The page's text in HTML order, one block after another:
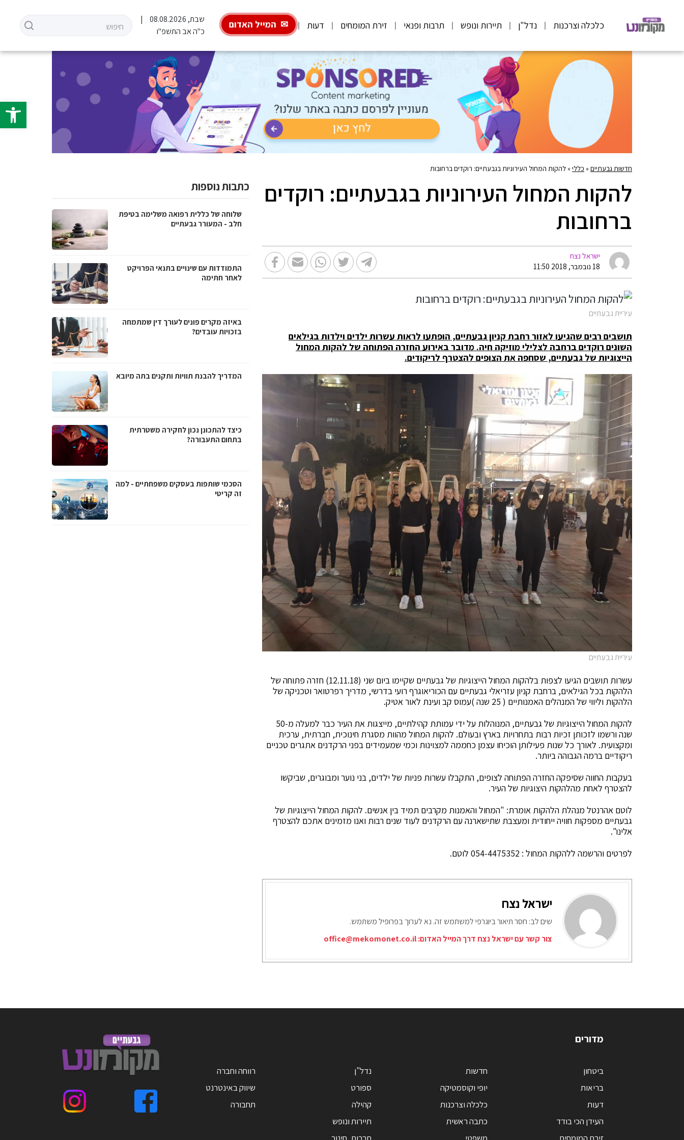
פתח
כלכלה וצרכנות נדל"ן תיירות ונופש תרבות ופנאי זירת המומחים דעות המייל האדום
שבת, 08.08.2026
כ"ה אב התשפ"ו
חדשות גבעתיים» כללי» להקות המחול העירוניות בגבעתיים: רוקדים ברחובות
להקות המחול העירוניות בגבעתיים: רוקדים
ברחובות
ישראל נצח
18 נובמבר, 2018 11:50
עיריית גבעתיים
תושבים רבים שהגיעו לאזור רחבת קניון גבעתיים, הופתעו לראות עשרות ילדים וילדות בגילאים
השונים רוקדים ברחבה לצלילי מוזיקה חיה. מדובר באירוע החזרה הפתוחה של להקות המחול
הייצוגיות של גבעתיים, שסחפה את הצופים להצטרף לריקודים.
עיריית גבעתיים
עשרות תושבים הגיעו לצפות בלהקות המחול הייצוגיות של גבעתיים שקיימו ביום שני (12.11.18) חזרה פתוחה של
הלהקות בכל הגילאים, ברחבת קניון עזריאלי גבעתיים עם הכוריאוגרף רועי בדרשי, מדריך רפרטואר וטכניקה של
הלהקות וליווי של המנהלים האמנותיים ( 25 שנה )עמוס קב ועינת לאור אטיק.
להקות המחול הייצוגיות של גבעתיים, המנוהלות על ידי עמותת קהילתיים, מייצגות את העיר כבר למעלה מ-50
שנה ורשמו לזכותן זכיות רבות בתחרויות בארץ ובעולם. להקות המחול מהוות מסגרת חינוכית, חברתית, ערכית
ומקצועית. לאורך כל שנות פעילותן הוכיחו עצמן כחממה למצוינות וכמי שמעמידים בפני הרקדנים אתגרים טכניים
ריקודיים ברמה הגבוהה ביותר.
בעקבות החווה שסיפקה החזרה הפתוחה לצופים, התקבלו עשרות פניות של ילדים, בני נוער ומבוגרים, שביקשו
להצטרף לאחת מהלהקות היצוגיות של העיר.
לוטם אהרנטל מנהלת הלהקות אומרת: "המחול והאמנות מקרבים תמיד בין אנשים. להקות המחול הייצוגיות של
גבעתיים מספקות חוויה ייחודית ומעצבת שתישארנה עם הרקדנים לעוד שנים רבות ואנו מזמינים אתכם להצטרף
אלינו".
לפרטים והרשמה ללהקות המחול : 054-4475352 לוטם.
ישראל נצח
שים לב: חסר תיאור ביוגרפי למשתמש זה. נא לערוך בפרופיל משתמש.
צור קשר עם ישראל נצח דרך המייל האדום:office@mekomonet.co.il
כתבות נוספות
שלוחה של כללית רפואה משלימה בטיפת
חלב - המעורר גבעתיים
התמודדות עם שינויים בתנאי הפרויקט
לאחר חתימה
באיזה מקרים פונים לעורך דין שמתמחה
בזכויות עובדים?
המדריך להבנת תוויות ותקנים בתה מיובא
כיצד להתכונן נכון לחקירה משטרתית
בתחום התעבורה?
הסכמי שותפות בעסקים משפחתיים - למה
זה קריטי
מדורים
ביטחון
בריאות
דעות
העידן הכי בודד
חדשות
יופי וקוסמטיקה
כלכלה וצרכנות
כתבה ראשית
נדל"ן
ספורט
קהילה
תיירות ונופש
רווחה וחברה
שיווק באינטרנט
תחבורה